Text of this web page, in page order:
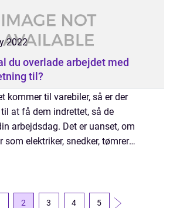
2022
du overlade arbejdet med
til?
kommer til varebiler, så er der
at få dem indrettet, så de
arbejdsdag. Det er uanset, om
som elektriker, snedker, tømrer
2 3 4 5